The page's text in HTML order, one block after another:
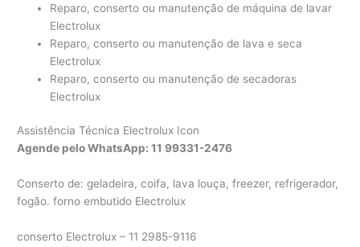
Reparo, conserto ou manutenção de máquina de lavar
Electrolux
Reparo, conserto ou manutenção de lava e seca
Electrolux
Reparo, conserto ou manutenção de secadoras
Electrolux
Assistência Técnica Electrolux Icon
Agende pelo WhatsApp: 11 99331-2476
Conserto de: geladeira, coifa, lava louça, freezer, refrigerador,
fogão. forno embutido Electrolux
conserto Electrolux – 11 2985-9116